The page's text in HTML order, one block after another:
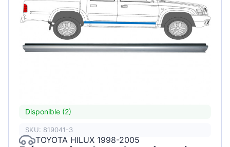
Disponible (2)
SKU: 819041-3
TOYOTA HILUX 1998-2005